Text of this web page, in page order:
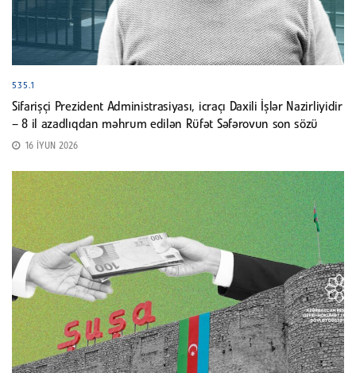
535.1
Sifarişçi Prezident Administrasiyası, icraçı Daxili İşlər Nazirliyidir
– 8 il azadlıqdan məhrum edilən Rüfət Səfərovun son sözü
16 İYUN 2026